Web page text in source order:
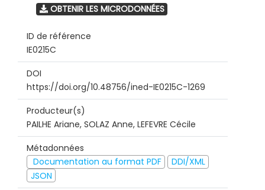
OBTENIR LES MICRODONNÉES
ID de référence
IE0215C
DOI
https://doi.org/10.48756/ined-IE0215C-1269
Producteur(s)
PAILHE Ariane, SOLAZ Anne, LEFEVRE Cécile
Métadonnées
Documentation au format PDF
DDI/XML
JSON